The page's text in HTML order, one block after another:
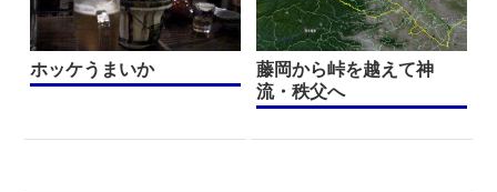
ホッケうまいか
藤岡から峠を越えて神
流・秩父へ